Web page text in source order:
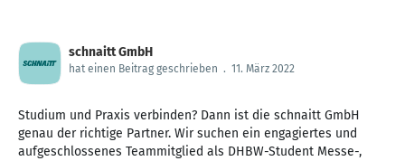
schnaitt GmbH
hat einen Beitrag geschrieben . 11. März 2022
Studium und Praxis verbinden? Dann ist die schnaitt GmbH
genau der richtige Partner. Wir suchen ein engagiertes und
aufgeschlossenes Teammitglied als DHBW-Student Messe-,